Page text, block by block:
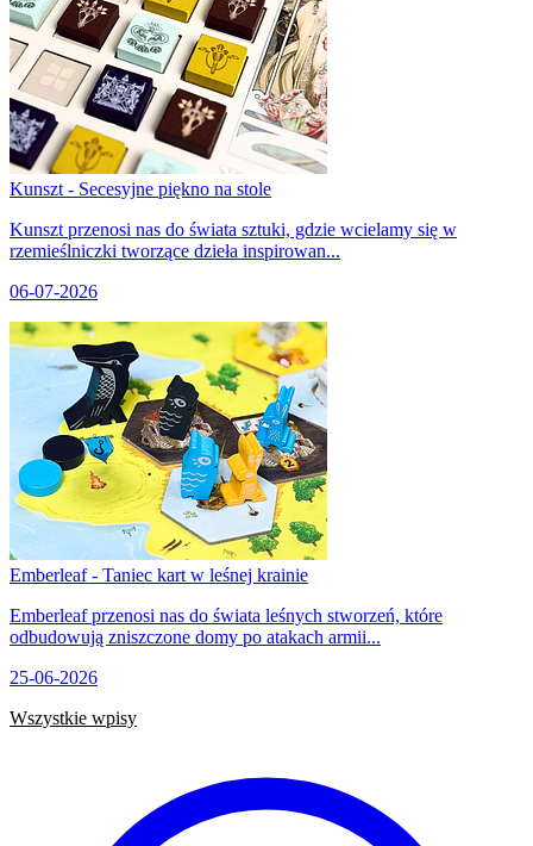
Kunszt - Secesyjne piękno na stole
Kunszt przenosi nas do świata sztuki, gdzie wcielamy się w
rzemieślniczki tworzące dzieła inspirowan...
06-07-2026
Emberleaf - Taniec kart w leśnej krainie
Emberleaf przenosi nas do świata leśnych stworzeń, które
odbudowują zniszczone domy po atakach armii...
25-06-2026
Wszystkie wpisy